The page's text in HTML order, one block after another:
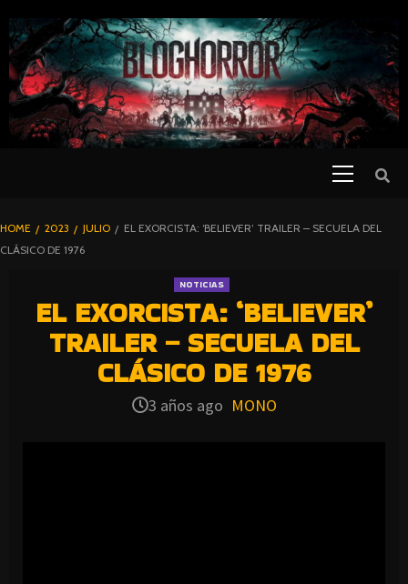
TO
CONTENT
BLOGHORROR
⋆
HOME 2023 JULIO
EL EXORCISTA: ‘BELIEVER’ TRAILER – SECUELA DEL
CLÁSICO DE 1976
NOTICIAS
EL EXORCISTA: ‘BELIEVER’
TRAILER – SECUELA DEL
CLÁSICO DE 1976
3 años ago MONO